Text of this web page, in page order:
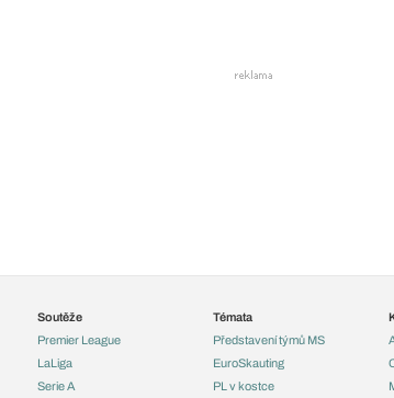
Soutěže
Premier League
LaLiga
Serie A
Témata
Představení týmů MS
EuroSkauting
PL v kostce